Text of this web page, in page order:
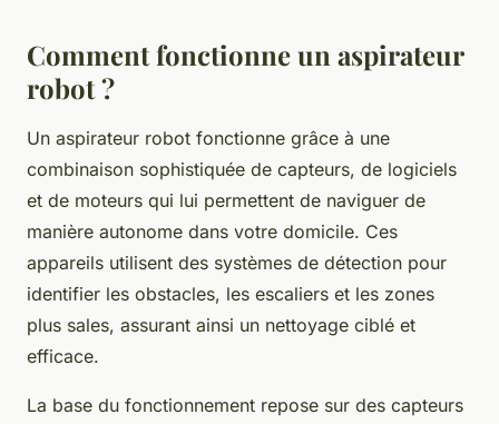
Comment fonctionne un aspirateur
robot ?
Un aspirateur robot fonctionne grâce à une
combinaison sophistiquée de capteurs, de logiciels
et de moteurs qui lui permettent de naviguer de
manière autonome dans votre domicile. Ces
appareils utilisent des systèmes de détection pour
identifier les obstacles, les escaliers et les zones
plus sales, assurant ainsi un nettoyage ciblé et
efficace.
La base du fonctionnement repose sur des capteurs